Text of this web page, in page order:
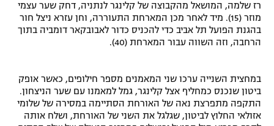
מדיניות פרטיות
תקנון פעילות ספורט 1
רשיון להקרנה פומבית לבית עסק
הצטרפות לחבילת הערוצים
גיימינג E-Sports
רז שלמה, המושאל מהקבוצה של קלינגר לנתניה, דחק שער עצמי
מוזר (15). מיד לאחר מכן המארחת התעוררה, וחן עזרא ניצל חור
בהגנת הפועל תל אביב כדי להכניס כדור לאבובקאר דומביה בתוך
הרחבה, וזה השווה עבור המארחת (40).
במחצית השנייה ערכו שני המאמנים מספר חילופים, כאשר אופק
ביטון שנכנס כמחליף אצל קלינגר, גמל למאמנו עם שער הניצחון.
התקפה מתפרצת נאה של האורחת הסתיימה במסירה של שלומי
אזולאי החלוץ לביטון, שגלגל את השני של האורחת, ושלח אותה